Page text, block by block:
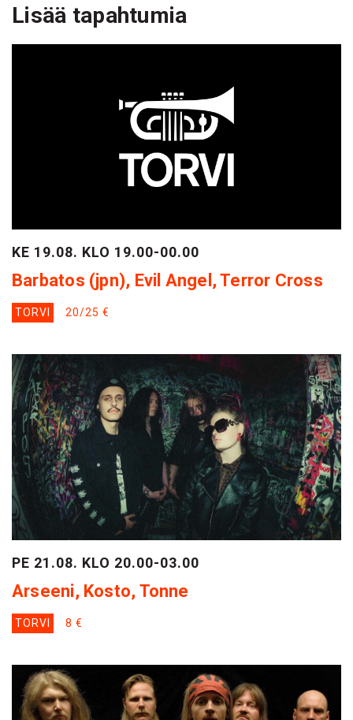
Lisää tapahtumia
KE 19.08. KLO 19.00-00.00
Barbatos (jpn), Evil Angel, Terror Cross
TORVI 20/25 €
PE 21.08. KLO 20.00-03.00
Arseeni, Kosto, Tonne
TORVI 8 €